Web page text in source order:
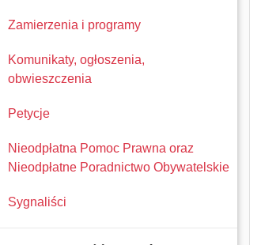
Zamierzenia i programy
Komunikaty, ogłoszenia,
obwieszczenia
Petycje
Nieodpłatna Pomoc Prawna oraz
Nieodpłatne Poradnictwo Obywatelskie
Sygnaliści